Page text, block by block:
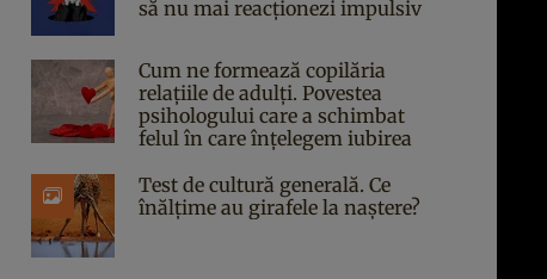
să nu mai reacționezi impulsiv
Cum ne formează copilăria
relațiile de adulți. Povestea
psihologului care a schimbat
felul în care înțelegem iubirea
Test de cultură generală. Ce
înălțime au girafele la naștere?